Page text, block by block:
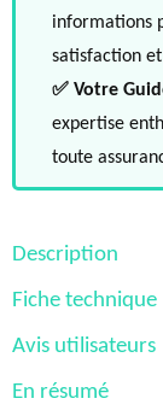
informations
satisfaction
✅ Votre
expertise
toute
Description
Fiche technique
Avis utilisateurs
En résumé